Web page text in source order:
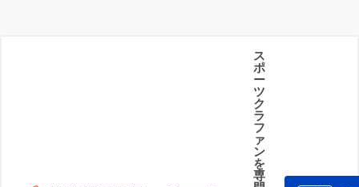
ス
ポ
ー
ツ
ク
ラ
フ
ァ
ン
を
専